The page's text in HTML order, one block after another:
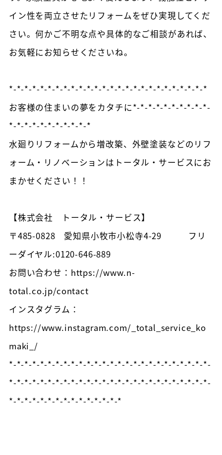
イン性を両立させたリフォームをぜひ実現してくだ
さい。何かご不明な点や具体的なご相談があれば、
お気軽にお知らせくださいね。
*-*-*-*-*-*-*-*-*-*-*-*-*-*-*-*-*-*-*-*-*-*-*-*-*-*
お客様の住まいの夢をカタチに*-*-*-*-*-*-*-*-*-*-
*-*-*-*-*-*-*-*-*-*-*
水廻りリフォームから増改築、外壁塗装などのリフ
ォーム・リノベーションはトータル・サービスにお
まかせください！！
【株式会社 トータル・サービス】
〒485-0828 愛知県小牧市小松寺4-29 フリ
ーダイヤル:0120-646-889
お問い合わせ：https://www.n-
total.co.jp/contact
インスタグラム：
https://www.instagram.com/_total_service_ko
maki_/
*-*-*-*-*-*-*-*-*-*-*-*-*-*-*-*-*-*-*-*-*-*-*-*-*-*-
*-*-*-*-*-*-*-*-*-*-*-*-*-*-*-*-*-*-*-*-*-*-*-*-*-*-
*-*-*-*-*-*-*-*-*-*-*-*-*-*-*